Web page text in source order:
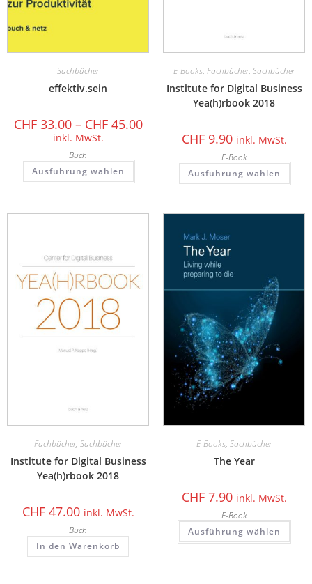
Sachbücher
effektiv.sein
CHF33.00 – CHF45.00
inkl. MwSt.
Buch
Ausführung wählen
E-Books, Fachbücher, Sachbücher
Institute for Digital Business
Yea(h)rbook 2018
CHF9.90 inkl. MwSt.
E-Book
Ausführung wählen
Fachbücher, Sachbücher
Institute for Digital Business
Yea(h)rbook 2018
CHF47.00 inkl. MwSt.
Buch
In den Warenkorb
E-Books, Sachbücher
The Year
CHF7.90 inkl. MwSt.
E-Book
Ausführung wählen